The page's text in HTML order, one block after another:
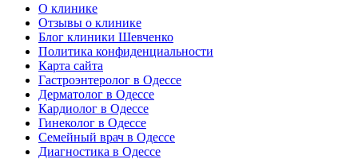
О клинике
Отзывы о клинике
Блог клиники Шевченко
Политика конфиденциальности
Карта сайта
Гастроэнтеролог в Одессе
Дерматолог в Одессе
Кардиолог в Одессе
Гинеколог в Одессе
Семейный врач в Одессе
Диагностика в Одессе